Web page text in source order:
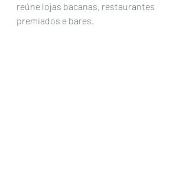
reúne lojas bacanas, restaurantes
premiados e bares.